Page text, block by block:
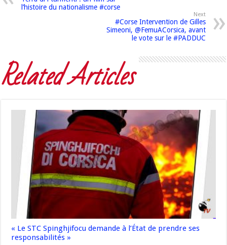
l’histoire du nationalisme #corse
Next
#Corse Intervention de Gilles
Simeoni, @FemuACorsica, avant
le vote sur le #PADDUC
Related Articles
« Le STC Spinghjifocu demande à l’État de prendre ses
responsabilités »